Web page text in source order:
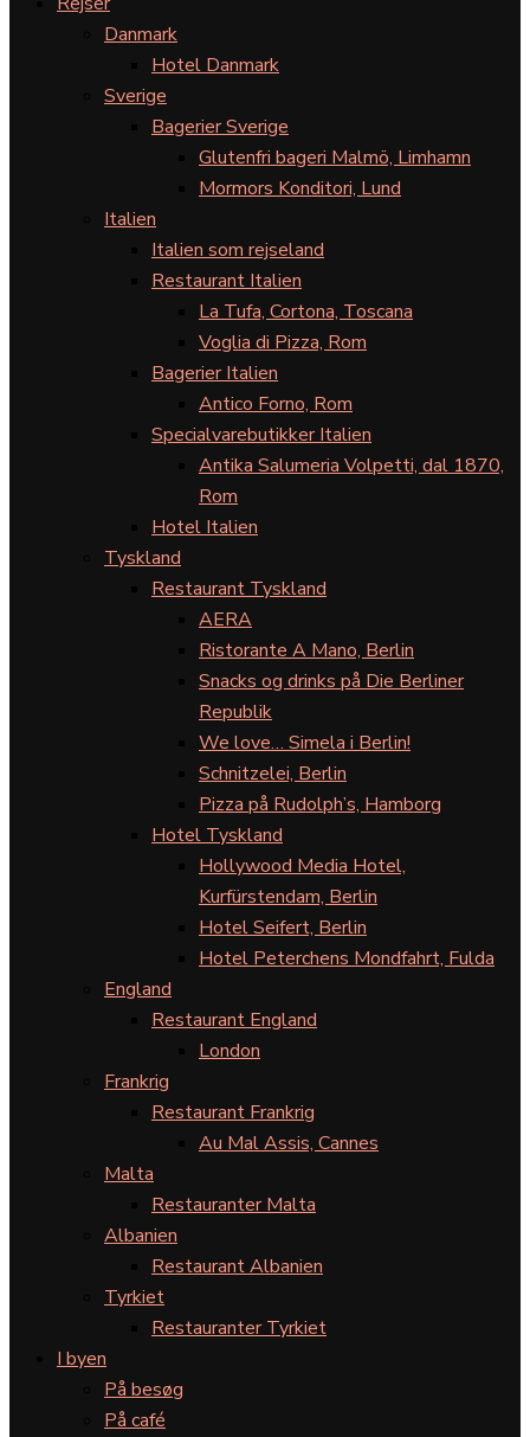
Danmark
Hotel Danmark
Sverige
Bagerier Sverige
Glutenfri bageri Malmö, Limhamn
Mormors Konditori, Lund
Italien
Italien som rejseland
Restaurant Italien
La Tufa, Cortona, Toscana
Voglia di Pizza, Rom
Bagerier Italien
Antico Forno, Rom
Specialvarebutikker Italien
Antika Salumeria Volpetti, dal 1870,
Rom
Hotel Italien
Tyskland
Restaurant Tyskland
AERA
Ristorante A Mano, Berlin
Snacks og drinks på Die Berliner
Republik
We love… Simela i Berlin!
Schnitzelei, Berlin
Pizza på Rudolph’s, Hamborg
Hotel Tyskland
Hollywood Media Hotel,
Kurfürstendam, Berlin
Hotel Seifert, Berlin
Hotel Peterchens Mondfahrt, Fulda
England
Restaurant England
London
Frankrig
Restaurant Frankrig
Au Mal Assis, Cannes
Malta
Restauranter Malta
Albanien
Restaurant Albanien
Tyrkiet
Restauranter Tyrkiet
I byen
På besøg
På café